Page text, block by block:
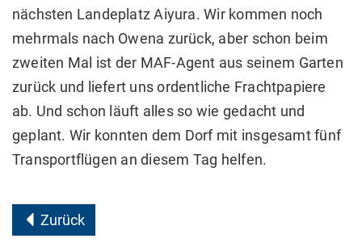
nächsten Landeplatz Aiyura. Wir kommen noch
mehrmals nach Owena zurück, aber schon beim
zweiten Mal ist der MAF-Agent aus seinem Garten
zurück und liefert uns ordentliche Frachtpapiere
ab. Und schon läuft alles so wie gedacht und
geplant. Wir konnten dem Dorf mit insgesamt fünf
Transportflügen an diesem Tag helfen.
Zurück